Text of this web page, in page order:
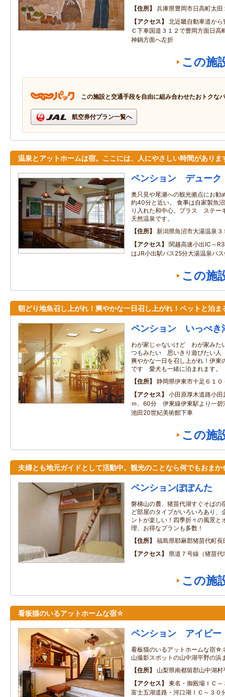
住所
兵庫県豊岡市日高町太田
アクセス
北近畿自動車道か
Ｃ下車国道３１２で豊岡方面日高
神鍋方面へ左折
この施
この施設と交通手段を自由に組み合わせたおトクな
航空券付プラン一覧へ
温泉とアットホームは宿。ここには、人にやさしい時間がありま
ペンション デューク
奥只見や尾瀬への観光拠点にお勧
約40分と近い。 食事は自家製魚
り入れた和中心。プラス ステー
天然温泉です。
住所
新潟県魚沼市大湯温泉３
アクセス
関越高速小出IC～
はJR小出駅バス25分大湯温泉バ
この施
朝どり地魚召し上がれ！爽やかな一日召し上がれ！ペットと泊ま
ペンション いっぺき
わが家じゃないけど わが家み
つもみたい 思いきり遊びたい
爽やかな一日を召し上がれ！伊東
です 愛犬も一緒に泊まれます。
住所
静岡県伊東市十足６１
アクセス
小田原厚木道路小
ｍ、60分 伊東線伊東駅より一
池田20世紀美術館下車
この施
夫婦とも地元ガイドとして活動中。観光のことなら何でもおまか
ペンションぽぽんた
磐梯山の麓、猪苗代湖すぐそばの
ど部屋のタイプがいろいろあり、
ントが楽しい！四季折々の風景と
理、お得なプランも多数！
住所
福島県耶麻郡猪苗代町
アクセス
県道７号線（猪苗
この施
看板猫のいるアットホームな宿☆
ペンション アイビー
看板猫のいるアットホームな宿☆
山撮影スポットの山中湖平野の浜
住所
山梨県南都留郡山中湖
アクセス
東名・御殿場ＩＣ
富士五湖道路・河口湖ＩＣ～３０